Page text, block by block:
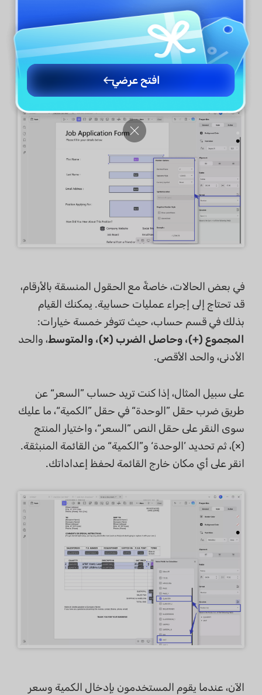
أخرى. بمجرد تحديد التنسيق، يمكنك تخصيص
خصائصه ذات الصلة. على سبيل المثال، إذا اخترت
Number
(رقم)“، يمكنك ضبط إعدادات مثل المنازل
العشرية، ونمط الفاصل، ورمز العملة، وموضع الرمز،
وتنسيق الأرقام السالبة.
في بعض الحالات، خاصةً مع الحقول المنسقة بالأرقام،
قد تحتاج إلى إجراء عمليات حسابية. يمكنك القيام
بذلك في قسم حساب، حيث تتوفر خمسة خيارات:
المجموع (+)، وحاصل الضرب (×)، والمتوسط، والحد
الأدنى، والحد الأقصى.
على سبيل المثال، إذا كنت تريد حساب ”السعر“ عن
طريق ضرب حقل ”الوحدة“ في حقل ”الكمية“، ما عليك
سوى النقر على حقل النص ”السعر“، واختيار المنتج
(×)، ثم تحديد ’الوحدة‘ و”الكمية“ من القائمة المنبثقة.
انقر على أي مكان خارج القائمة لحفظ إعداداتك.
الآن، عندما يقوم المستخدمون بإدخال الكمية وسعر
افتح عرضي